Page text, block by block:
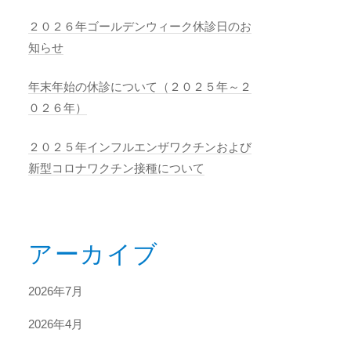
２０２６年ゴールデンウィーク休診日のお
知らせ
年末年始の休診について（２０２５年～２
０２６年）
２０２５年インフルエンザワクチンおよび
新型コロナワクチン接種について
アーカイブ
2026年7月
2026年4月